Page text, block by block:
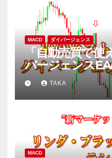
MACD ダイバージェンス
「自動売買で使
バージェンス
TAKA
MACD